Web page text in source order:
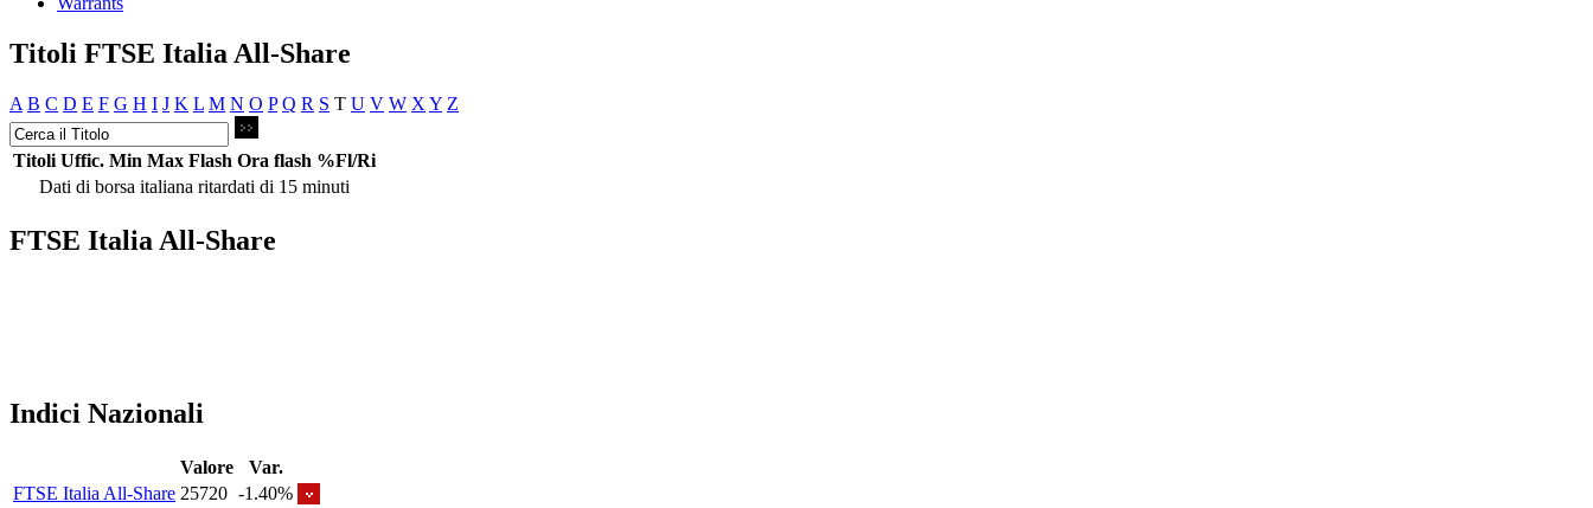
Titoli FTSE Italia All-Share
A B C D E F G H I J K L M N O P Q R S T U V W X Y Z
Titoli Uffic. Min Max Flash Ora flash %Fl/Ri
Dati di borsa italiana ritardati di 15 minuti
FTSE Italia All-Share
Indici Nazionali
Valore
Var.
FTSE Italia All-Share 25720 -1.40%